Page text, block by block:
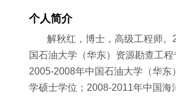
个人简介
解秋红，博士，高级工程师。
国石油大学（华东）资源勘查工程
2005-2008年中国石油大学（华东
学硕士学位；2008-2011年中国海